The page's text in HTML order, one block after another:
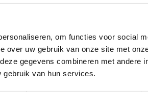
om functies voor social
over uw gebruik van onze site met
gegevens combineren met andere
van hun services.